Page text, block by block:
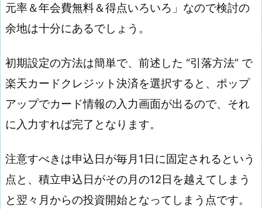
元率＆年会費無料＆得点いろいろ」なので検討の
余地は十分にあるでしょう。
初期設定の方法は簡単で、前述した “引落方法” で
楽天カードクレジット決済を選択すると、ポップ
アップでカード情報の入力画面が出るので、それ
に入力すれば完了となります。
注意すべきは申込日が毎月1日に固定されるという
点と、積立申込日がその月の12日を越えてしまう
と翌々月からの投資開始となってしまう点です。